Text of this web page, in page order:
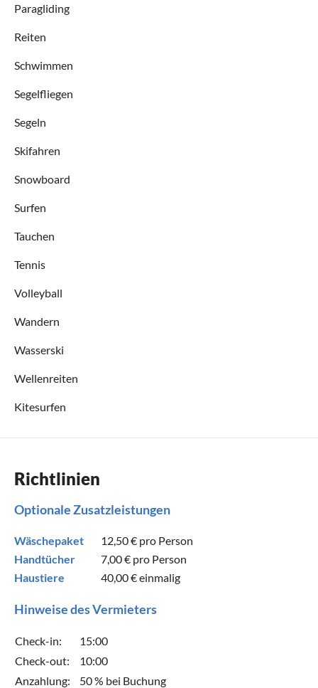
Paragliding
Reiten
Schwimmen
Segelfliegen
Segeln
Skifahren
Snowboard
Surfen
Tauchen
Tennis
Volleyball
Wandern
Wasserski
Wellenreiten
Kitesurfen
Richtlinien
Optionale Zusatzleistungen
Wäschepaket 12,50 € pro Person
Handtücher
7,00 € pro Person
Haustiere
40,00 €einmalig
Hinweise des Vermieters
Check-in:
15:00
Check-out:
10:00
Anzahlung:
50 % bei Buchung